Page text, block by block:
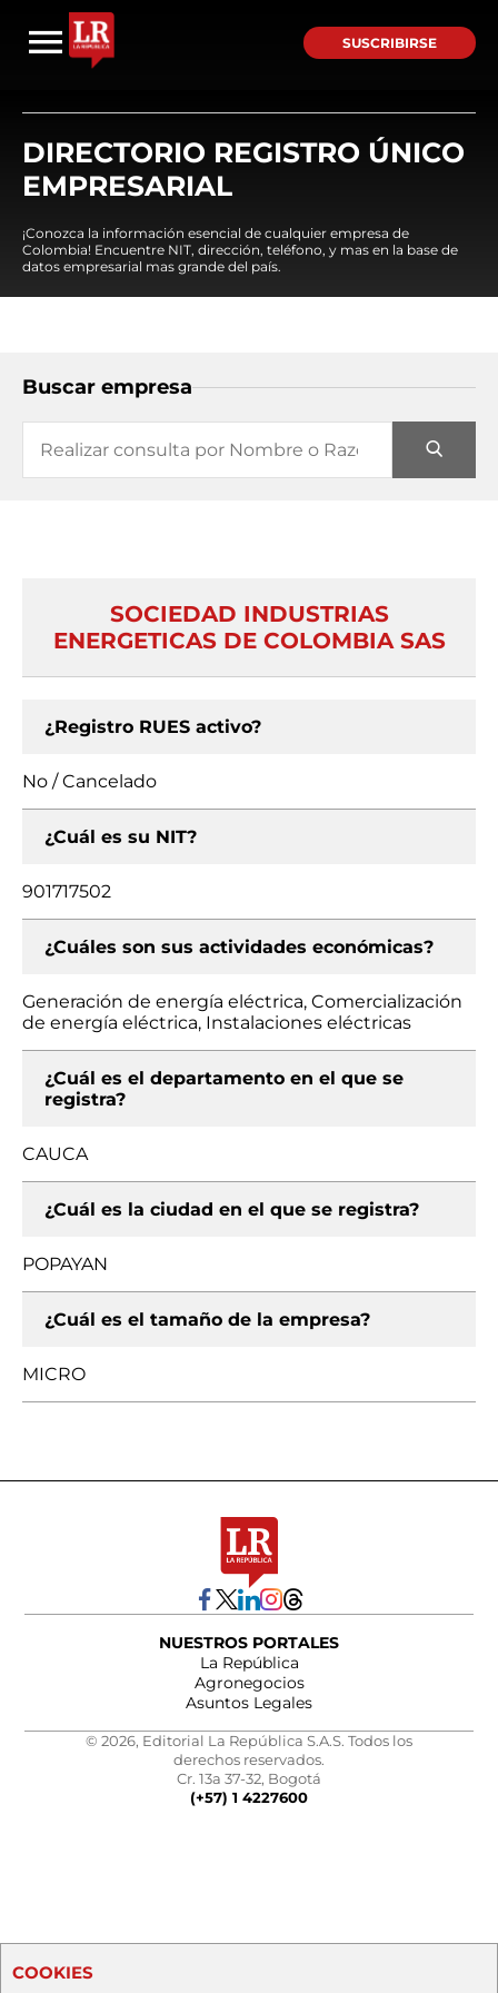
SUSCRIBIRSE
DIRECTORIO REGISTRO ÚNICO
EMPRESARIAL
¡Conozca la información esencial de cualquier empresa de
Colombia! Encuentre NIT, dirección, teléfono, y mas en la base de
datos empresarial mas grande del país.
Buscar empresa
SOCIEDAD INDUSTRIAS
ENERGETICAS DE COLOMBIA SAS
¿Registro RUES activo?
No / Cancelado
¿Cuál es su NIT?
901717502
¿Cuáles son sus actividades económicas?
Generación de energía eléctrica, Comercialización
de energía eléctrica, Instalaciones eléctricas
¿Cuál es el departamento en el que se
registra?
CAUCA
¿Cuál es la ciudad en el que se registra?
POPAYAN
¿Cuál es el tamaño de la empresa?
MICRO
NUESTROS PORTALES
La República
Agronegocios
Asuntos Legales
© 2026, Editorial La República S.A.S. Todos los
derechos reservados.
Cr. 13a 37-32, Bogotá
(+57) 1 4227600
COOKIES